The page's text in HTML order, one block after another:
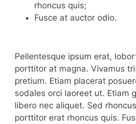
rhoncus quis;
Fusce at auctor odio.
Pellentesque ipsum erat,
porttitor at magna. Vivamus
pretium. Etiam placerat
sodales orci laoreet ut. Etiam
libero nec aliquet. Sed
porttitor erat rhoncus quis.